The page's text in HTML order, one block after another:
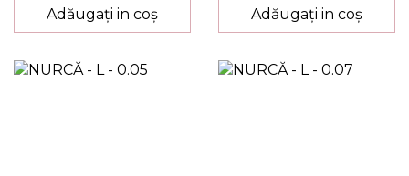
Adăugați in coș Adăugați in coș